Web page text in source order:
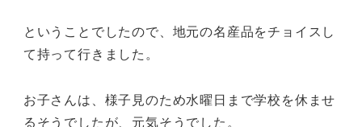
ということでしたので、地元の名産品をチョイスし
て持って行きました。
お子さんは、様子見のため水曜日まで学校を休ませ
るそうでしたが、元気そうでした。